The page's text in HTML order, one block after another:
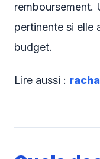
remboursement.
pertinente si elle
budget.
Lire aussi :